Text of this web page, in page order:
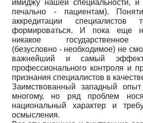
имиджу нашей специальности,
печально - пациентам).
аккредитации специалистов
формироваться. И пока еще
никакое государственное
(безусловно - необходимое) не
важнейший и самый
профессионального контроля и
признания специалистов в
Заимствованный западный
многому, но ряд проблем
национальный характер и
осмысления.